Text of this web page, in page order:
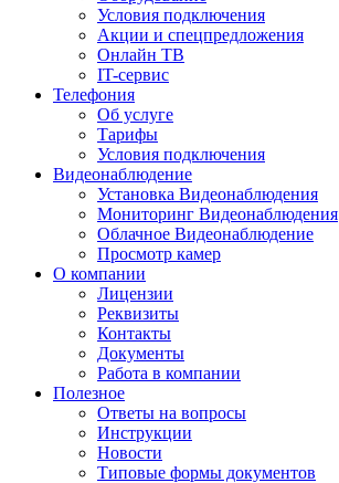
Условия подключения
Акции и спецпредложения
Онлайн ТВ
IT-сервис
Телефония
Об услуге
Тарифы
Условия подключения
Видеонаблюдение
Установка Видеонаблюдения
Мониторинг Видеонаблюдения
Облачное Видеонаблюдение
Просмотр камер
О компании
Лицензии
Реквизиты
Контакты
Документы
Работа в компании
Полезное
Ответы на вопросы
Инструкции
Новости
Типовые формы документов